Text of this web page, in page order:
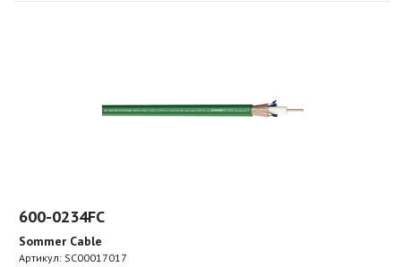
600-0234FC
Sommer Cable
Артикул: SC00017017